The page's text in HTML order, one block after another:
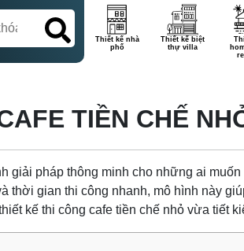
Thiết kế nhà
phố
Thiết kế biệt
thự villa
TIỀN CHẾ
giải pháp thông minh cho những ai
thời gian thi công nhanh, mô hình này
kế thi công cafe tiền chế nhỏ vừa tiết